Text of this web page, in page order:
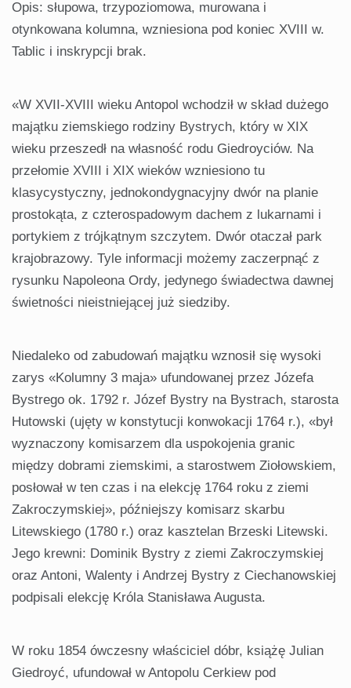
Opis: słupowa, trzypoziomowa, murowana i
otynkowana kolumna, wzniesiona pod koniec XVIII w.
Tablic i inskrypcji brak.
«W XVII-XVIII wieku Antopol wchodził w skład dużego
majątku ziemskiego rodziny Bystrych, który w XIX
wieku przeszedł na własność rodu Giedroyciów. Na
przełomie XVIII i XIX wieków wzniesiono tu
klasycystyczny, jednokondygnacyjny dwór na planie
prostokąta, z czterospadowym dachem z lukarnami i
portykiem z trójkątnym szczytem. Dwór otaczał park
krajobrazowy. Tyle informacji możemy zaczerpnąć z
rysunku Napoleona Ordy, jedynego świadectwa dawnej
świetności nieistniejącej już siedziby.
Niedaleko od zabudowań majątku wznosił się wysoki
zarys «Kolumny 3 maja» ufundowanej przez Józefa
Bystrego ok. 1792 r. Józef Bystry na Bystrach, starosta
Hutowski (ujęty w konstytucji konwokacji 1764 r.), «był
wyznaczony komisarzem dla uspokojenia granic
między dobrami ziemskimi, a starostwem Ziołowskiem,
posłował w ten czas i na elekcję 1764 roku z ziemi
Zakroczymskiej», późniejszy komisarz skarbu
Litewskiego (1780 r.) oraz kasztelan Brzeski Litewski.
Jego krewni: Dominik Bystry z ziemi Zakroczymskiej
oraz Antoni, Walenty i Andrzej Bystry z Ciechanowskiej
podpisali elekcję Króla Stanisława Augusta.
W roku 1854 ówczesny właściciel dóbr, książę Julian
Giedroyć, ufundował w Antopolu Cerkiew pod